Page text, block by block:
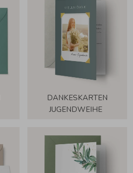
DANKESKARTEN
JUGENDWEIHE